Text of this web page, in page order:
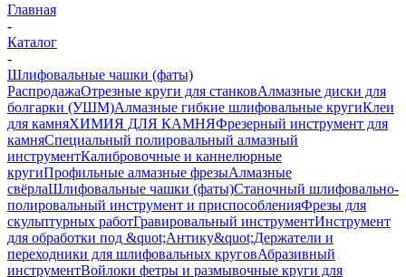
Главная
-
Каталог
-
Шлифовальные чашки (фаты)
РаспродажаОтрезные круги для станковАлмазные диски для
болгарки (УШМ)Алмазные гибкие шлифовальные кругиКлеи
для камняХИМИЯ ДЛЯ КАМНЯФрезерный инструмент для
камняСпециальный полировальный алмазный
инструментКалибровочные и каннелюрные
кругиПрофильные алмазные фрезыАлмазные
свёрлаШлифовальные чашки (фаты)Станочный шлифовально-
полировальный инструмент и приспособленияФрезы для
скульптурных работГравировальный инструментИнструмент
для обработки под &quot;Антику&quot;Держатели и
переходники для шлифовальных круговАбразивный
инструментВойлоки фетры и размывочные круги для